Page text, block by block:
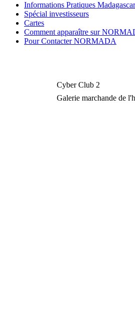
Informations Pratiques Madagascar
Spécial investisseurs
Cartes
Comment apparaître sur
Pour Contacter NORMADA
Cyber Club 2
Galerie marchande de